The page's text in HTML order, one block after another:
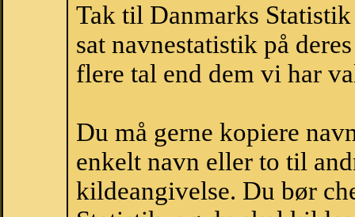
Tak til Danmarks
sat navnestatistik på
flere tal end dem vi har
Du må gerne kopiere
enkelt navn eller to til
kildeangivelse. Du bør